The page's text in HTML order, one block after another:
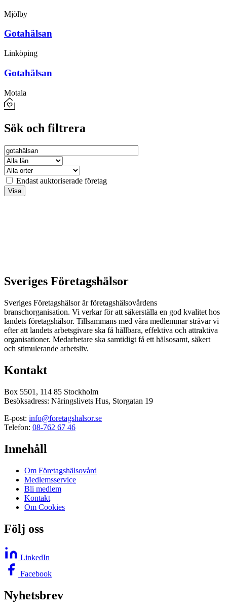
Mjölby
Gotahälsan
Linköping
Gotahälsan
Motala
Sök och filtrera
Endast auktoriserade företag
Sveriges Företagshälsor
Sveriges Företagshälsor är företagshälsovårdens
branschorganisation. Vi verkar för att säkerställa en god kvalitet hos
landets företagshälsor. Tillsammans med våra medlemmar strävar vi
efter att landets arbetsgivare ska få hållbara, effektiva och attraktiva
organisationer. Medarbetare ska samtidigt få ett hälsosamt, säkert
och stimulerande arbetsliv.
Kontakt
Box 5501, 114 85 Stockholm
Besöksadress: Näringslivets Hus, Storgatan 19
E-post: info@foretagshalsor.se
Telefon: 08-762 67 46
Innehåll
Om Företagshälsovård
Medlemsservice
Bli medlem
Kontakt
Om Cookies
Följ oss
LinkedIn
Facebook
Nyhetsbrev